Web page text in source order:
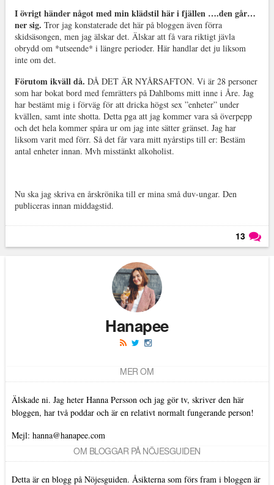
I övrigt händer något med min klädstil här i fjällen ….den går…
ner sig. Tror jag konstaterade det här på bloggen även förra
skidsäsongen, men jag älskar det. Älskar att få vara riktigt jävla
obrydd om *utseende* i längre perioder. Här handlar det ju liksom
inte om det.
Förutom ikväll då. DÅ DET ÄR NYÅRSAFTON. Vi är 28 personer
som har bokat bord med femrätters på Dahlboms mitt inne i Åre. Jag
har bestämt mig i förväg för att dricka högst sex ”enheter” under
kvällen, samt inte shotta. Detta pga att jag kommer vara så överpepp
och det hela kommer spåra ur om jag inte sätter gränset. Jag har
liksom varit med förr. Så det får vara mitt nyårstips till er: Bestäm
antal enheter innan. Mvh misstänkt alkoholist.
Nu ska jag skriva en årskrönika till er mina små duv-ungar. Den
publiceras innan middagstid.
13
Hanapee
MER OM
Älskade ni. Jag heter Hanna Persson och jag gör tv, skriver den här
bloggen, har två poddar och är en relativt normalt fungerande person!
Mejl: hanna@hanapee.com
OM BLOGGAR PÅ NÖJESGUIDEN
Detta är en blogg på Nöjesguiden. Åsikterna som förs fram i bloggen är